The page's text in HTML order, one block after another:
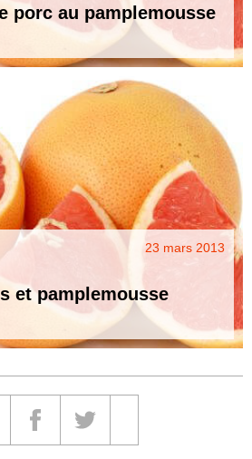
porc au pamplemousse
23 mars 2013
et pamplemousse
Partager sur Facebook
Partager sur Twitter